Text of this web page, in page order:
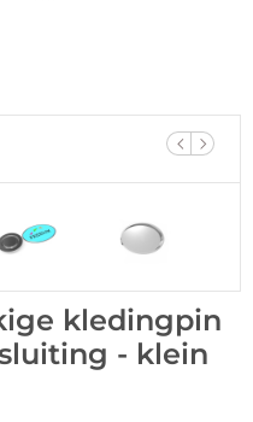
kledingpin
- klein